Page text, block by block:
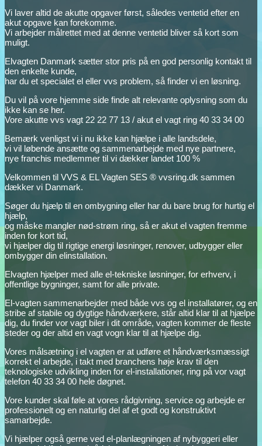
Vi laver altid de akutte opgaver først, således ventetid efter en
akut opgave kan forekomme.
Vi arbejder målrettet med at denne ventetid bliver så kort som
muligt.
Elvagten Danmark sætter stor pris på en god personlig kontakt til
den enkelte kunde,
har du et specialet el eller vvs problem, så finder vi en løsning.
Du vil på vore hjemme side finde alt relevante oplysning som du
ikke kan se her.
Vore akutte vvs vagt 22 22 77 13 / akut el vagt ring 40 33 34 00
Bemærk venligst vi i nu ikke kan hjælpe i alle landsdele,
vi vil løbende ansætte og sammenarbejde med nye partnere,
nye franchis medlemmer til vi dækker landet 100 %
Velkommen til VVS & EL Vagten SES ® vvsring.dk sammen
dækker vi Danmark.
Søger du hjælp til en ombygning eller har du bare brug for hurtig el
hjælp,
og måske mangler nød-strøm ring, så er akut el vagten fremme
inden for kort tid,
vi hjælper dig til rigtige energi løsninger, renover, udbygger eller
ombygger din elinstallation.
Elvagten hjælper med alle el-tekniske løsninger, for erhverv, i
offentlige bygninger, samt for alle private.
El-vagten sammenarbejder med både vvs og el installatører, og en
stribe af stabile og dygtige håndværkere, står altid klar til at hjælpe
dig, du finder vor vagt biler i dit område, vagten kommer de fleste
steder og der altid en vagt vogn klar til at hjælpe dig.
Vores målsætning i el vagten er at udføre et håndværksmæssigt
korrekt el arbejde, i takt med branchens høje krav til den
teknologiske udvikling inden for el-installationer, ring på vor vagt
telefon 40 33 34 00 hele døgnet.
Vore kunder skal føle at vores rådgivning, service og arbejde er
professionelt og en naturlig del af et godt og konstruktivt
samarbejde.
Vi hjælper også gerne ved el-planlægningen af nybyggeri eller